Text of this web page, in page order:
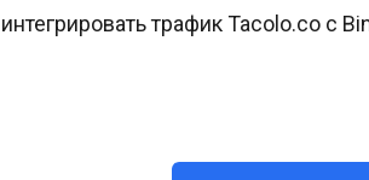
трафик Tacolo.co с